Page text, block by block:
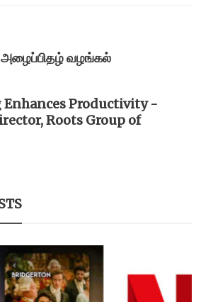
அழைப்பிதழ் வழங்கல்
Productivity -
Roots Group of